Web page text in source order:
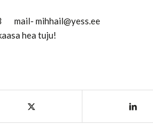
mail- mihhail@yess.ee
hea tuju!